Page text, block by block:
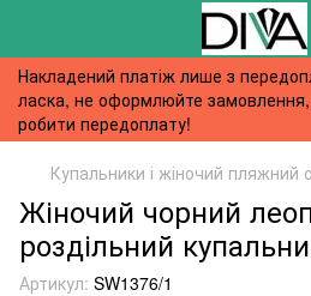
Накладений платіж лише з
ласка, не оформлюйте
робити передоплату!
Купальники і жіночий пляжний
Жіночий чорний
роздільний
Артикул: SW1376/1